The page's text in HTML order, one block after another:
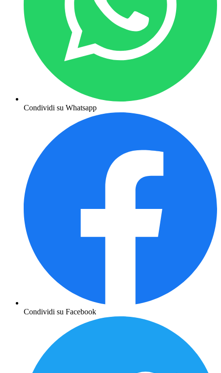
Condividi su Whatsapp
Condividi su Facebook